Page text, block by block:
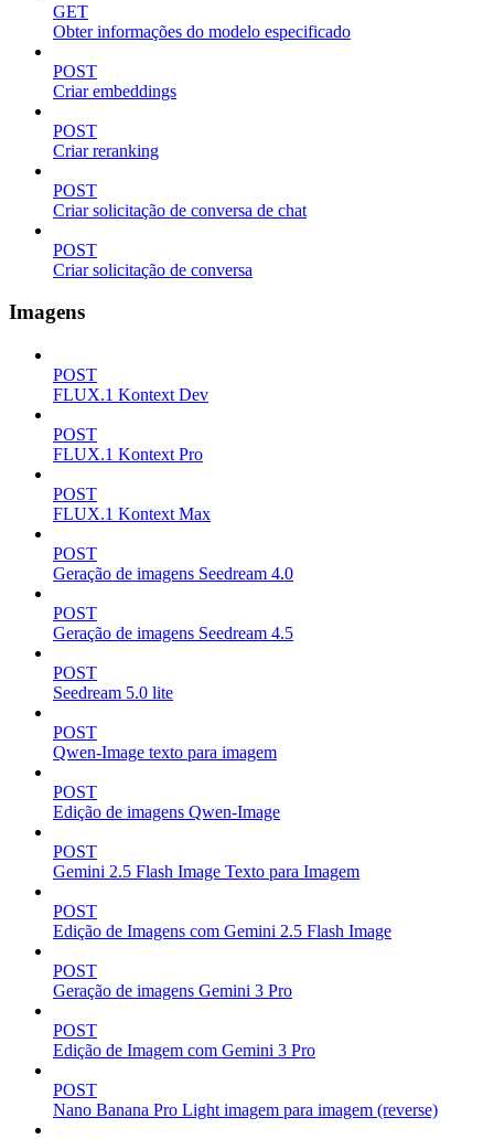
GET
Obter informações do modelo especificado
POST
Criar embeddings
POST
Criar reranking
POST
Criar solicitação de conversa de chat
POST
Criar solicitação de conversa
Imagens
POST
FLUX.1 Kontext Dev
POST
FLUX.1 Kontext Pro
POST
FLUX.1 Kontext Max
POST
Geração de imagens Seedream 4.0
POST
Geração de imagens Seedream 4.5
POST
Seedream 5.0 lite
POST
Qwen-Image texto para imagem
POST
Edição de imagens Qwen-Image
POST
Gemini 2.5 Flash Image Texto para Imagem
POST
Edição de Imagens com Gemini 2.5 Flash Image
POST
Geração de imagens Gemini 3 Pro
POST
Edição de Imagem com Gemini 3 Pro
POST
Nano Banana Pro Light imagem para imagem (reverse)